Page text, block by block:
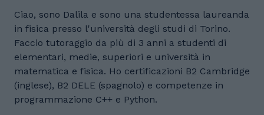
Ciao, sono Dalila e sono una studentessa laureanda
in fisica presso l'università degli studi di Torino.
Faccio tutoraggio da più di 3 anni a studenti di
elementari, medie, superiori e università in
matematica e fisica. Ho certificazioni B2 Cambridge
(inglese), B2 DELE (spagnolo) e competenze in
programmazione C++ e Python.